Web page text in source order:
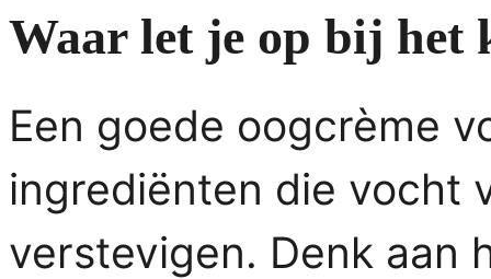
Waar let je op bij het
Een goede oogcrème
ingrediënten die vocht
verstevigen. Denk aan